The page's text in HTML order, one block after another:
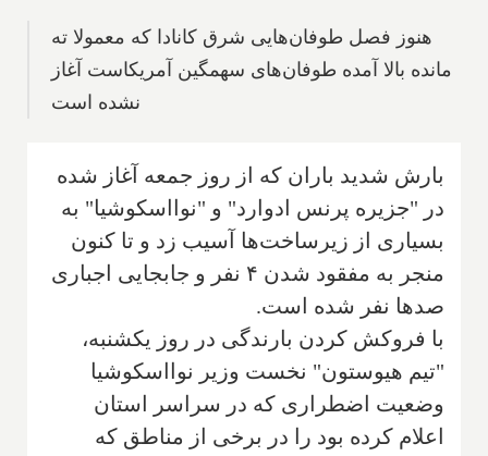
هنوز فصل طوفان‌هایی شرق کانادا که معمولا ته
مانده بالا آمده طوفان‌های سهمگین آمریکاست آغاز
نشده است
بارش شدید باران که از روز جمعه آغاز شده
در "جزیره پرنس ادوارد" و "نوااسکوشیا" به
بسیاری از زیرساخت‌ها آسیب زد و تا کنون
منجر به مفقود شدن ۴ نفر و جابجایی اجباری
صدها نفر شده است.
با فروکش کردن بارندگی در روز یکشنبه،
"تیم هیوستون" نخست وزیر نوااسکوشیا
وضعیت اضطراری که در سراسر استان
اعلام کرده بود را در برخی از مناطق که